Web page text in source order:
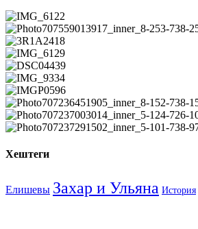
Хештеги
Елишевы Захар и Ульяна История